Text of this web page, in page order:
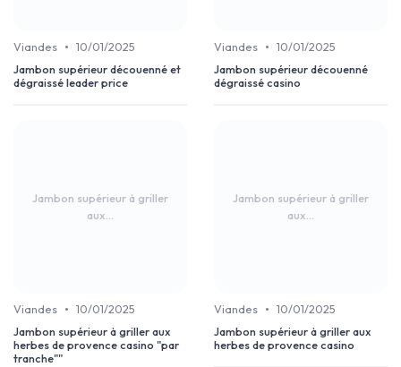
Viandes • 10/01/2025
Jambon supérieur découenné et
dégraissé leader price
Viandes • 10/01/2025
Jambon supérieur découenné
dégraissé casino
Jambon supérieur à griller
aux...
Viandes • 10/01/2025
Jambon supérieur à griller aux
herbes de provence casino "par
tranche""
Jambon supérieur à griller
aux...
Viandes • 10/01/2025
Jambon supérieur à griller aux
herbes de provence casino